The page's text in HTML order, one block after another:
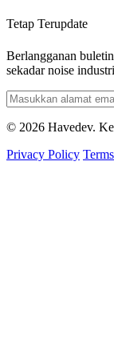
Tetap Terupdate
Berlangganan
sekadar noise
© 2026 Havedev.
Privacy Policy